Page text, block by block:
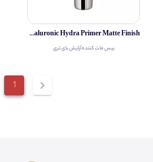
By Terry Base Soin Hyaluronic Hydra Primer Matte Finish
بیس مات کننده آرایش بای تری
chevron_right
1